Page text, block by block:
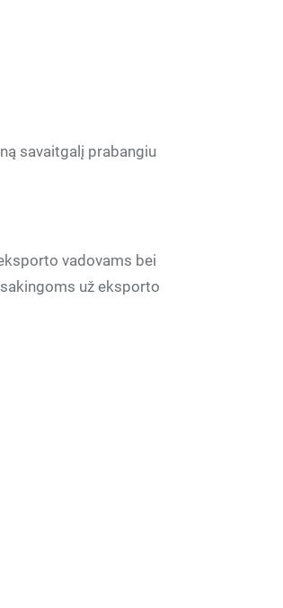
savaitgalį prabangiu
vadovams bei
už eksporto